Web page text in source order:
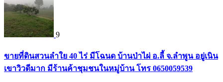
9
ขายที่ดินสวนลำใย 40 ไร่ มีโฉนด บ้านป่าไผ่ อ.ลี้ จ.ลำพูน อยู่เนิน
เขาวิวดีมาก มีร้านค้าชุมชนในหมู่บ้าน โทร 0650059539